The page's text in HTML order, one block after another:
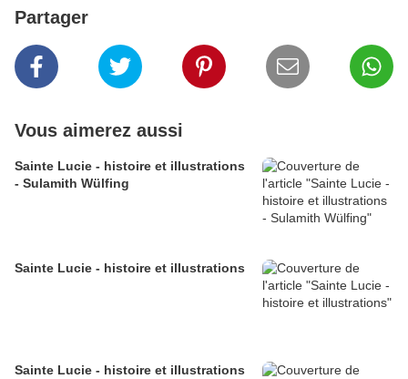
Partager
Vous aimerez aussi
Sainte Lucie - histoire et illustrations
- Sulamith Wülfing
Sainte Lucie - histoire et illustrations
Sainte Lucie - histoire et illustrations